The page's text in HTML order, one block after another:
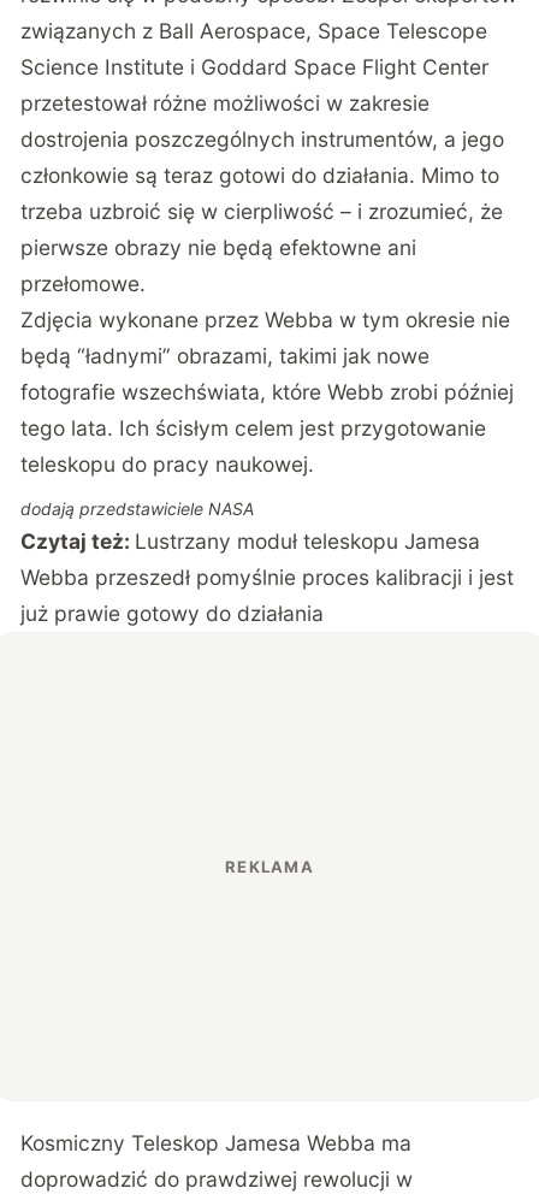
związanych z Ball Aerospace, Space Telescope
Science Institute i Goddard Space Flight Center
przetestował różne możliwości w zakresie
dostrojenia poszczególnych instrumentów, a jego
członkowie są teraz gotowi do działania. Mimo to
trzeba uzbroić się w cierpliwość – i zrozumieć, że
pierwsze obrazy nie będą efektowne ani
przełomowe.
Zdjęcia wykonane przez Webba w tym okresie nie
będą “ładnymi” obrazami, takimi jak nowe
fotografie wszechświata, które Webb zrobi później
tego lata. Ich ścisłym celem jest przygotowanie
teleskopu do pracy naukowej.
dodają przedstawiciele NASA
Czytaj też: Lustrzany moduł teleskopu Jamesa
Webba przeszedł pomyślnie proces kalibracji i jest
już prawie gotowy do działania
Kosmiczny Teleskop Jamesa Webba ma
doprowadzić do prawdziwej rewolucji w